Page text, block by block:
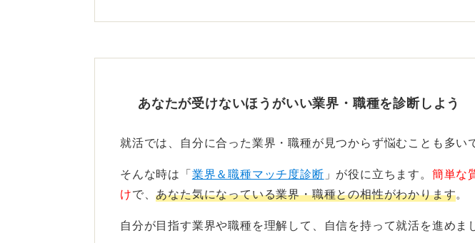
そのなかで、自分のどこに強みがあり、それをどのように活かし
「営業がなんとなく合わない」と感じていたとしても、自分が営
うなことをしてきたのか、どんな強みを持っているのかをはっき
あなたが受けないほうがいい業界・職種を診断しよう
就活では、自分に合った業界・職種が見つからず悩むことも多い
そんな時は「 業界＆職種マッチ度診断 」が役に立ちます。 簡単な
けで、あなた気になっている業界・職種との相性がわかります。
自分が目指す業界や職種を理解して、自信を持って就活を進めま